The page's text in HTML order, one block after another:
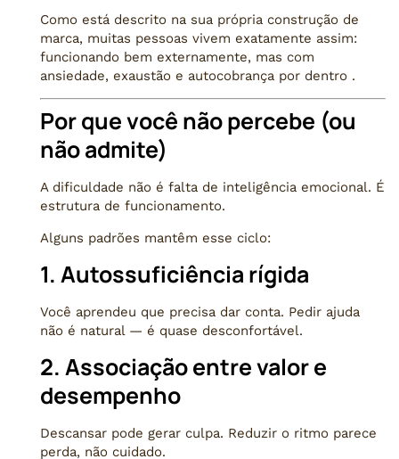
Como está descrito na sua própria construção de
marca, muitas pessoas vivem exatamente assim:
funcionando bem externamente, mas com
ansiedade, exaustão e autocobrança por dentro .
Por que você não percebe (ou
não admite)
A dificuldade não é falta de inteligência emocional. É
estrutura de funcionamento.
Alguns padrões mantêm esse ciclo:
1. Autossuficiência rígida
Você aprendeu que precisa dar conta. Pedir ajuda
não é natural — é quase desconfortável.
2. Associação entre valor e
desempenho
Descansar pode gerar culpa. Reduzir o ritmo parece
perda, não cuidado.